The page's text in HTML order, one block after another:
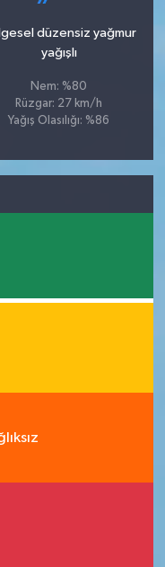
düzensiz yağmur
yağışlı
Nem: %80
Rüzgar: 27 km/h
Yağış Olasılığı: %86